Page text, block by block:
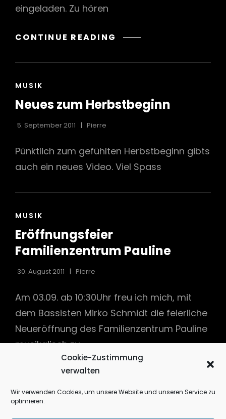
Cookie-Zustimmung
verwalten
Wir verwenden Cookies, um unsere Website und unseren Service zu
optimieren.
eingeladen. Zu hören
CONTINUE READING JAZZ
SAMSTAG
CAT
MUSIK
Neues zum Herbstbeginn
5. September 2011 Pierre
Pünktlich zum gefühlten Herbstbeginn gibts
auch ein neues Video. Viel Spass
CAT
MUSIK
Eröffnungsfeier
Familienzentrum Pauline
30. August 2011 Pierre
Am 03.09. ab 10:30Uhr freu ich mich, mit
dem Bassisten Mirko Schmidt die feierliche
Neueröffnung des Familienzentrum Pauline
musikalisch zu
CONTINUE READING